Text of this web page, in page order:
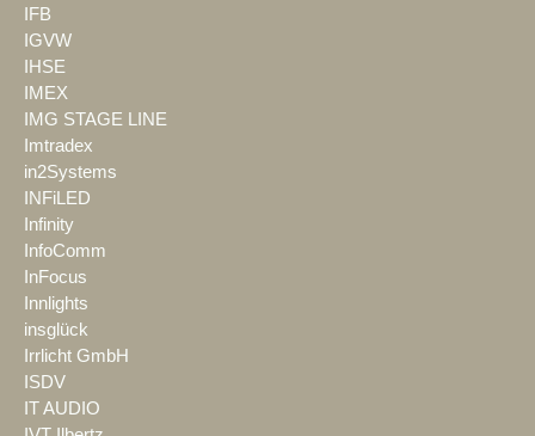
IFB
IGVW
IHSE
IMEX
IMG STAGE LINE
Imtradex
in2Systems
INFiLED
Infinity
InfoComm
InFocus
Innlights
insglück
Irrlicht GmbH
ISDV
IT AUDIO